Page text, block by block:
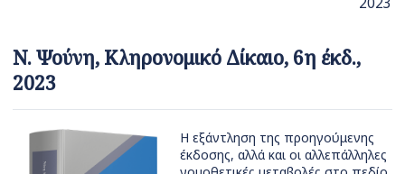
Ν. Ψούνη, Κληρονομικό Δίκαιο, 6η έκδ.,
2023
Η εξάντληση της προηγούμενης
έκδοσης, αλλά και οι αλλεπάλληλες